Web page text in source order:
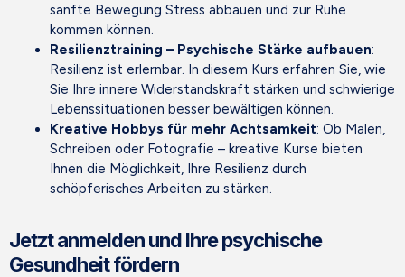
sanfte Bewegung Stress abbauen und zur Ruhe
kommen können.
Resilienztraining – Psychische Stärke aufbauen:
Resilienz ist erlernbar. In diesem Kurs erfahren Sie, wie
Sie Ihre innere Widerstandskraft stärken und schwierige
Lebenssituationen besser bewältigen können.
Kreative Hobbys für mehr Achtsamkeit: Ob Malen,
Schreiben oder Fotografie – kreative Kurse bieten
Ihnen die Möglichkeit, Ihre Resilienz durch
schöpferisches Arbeiten zu stärken.
Jetzt anmelden und Ihre psychische
Gesundheit fördern